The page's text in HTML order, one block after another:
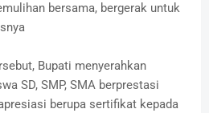
bersama, bergerak untuk
Bupati menyerahkan
SD, SMP, SMA berprestasi
berupa sertifikat kepada